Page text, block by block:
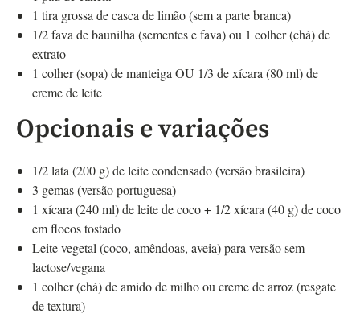
1 tira grossa de casca de limão (sem a parte branca)
1/2 fava de baunilha (sementes e fava) ou 1 colher (chá) de
extrato
1 colher (sopa) de manteiga OU 1/3 de xícara (80 ml) de
creme de leite
Opcionais e variações
1/2 lata (200 g) de leite condensado (versão brasileira)
3 gemas (versão portuguesa)
1 xícara (240 ml) de leite de coco + 1/2 xícara (40 g) de coco
em flocos tostado
Leite vegetal (coco, amêndoas, aveia) para versão sem
lactose/vegana
1 colher (chá) de amido de milho ou creme de arroz (resgate
de textura)